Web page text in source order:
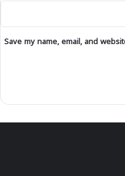
Save my name, email, and